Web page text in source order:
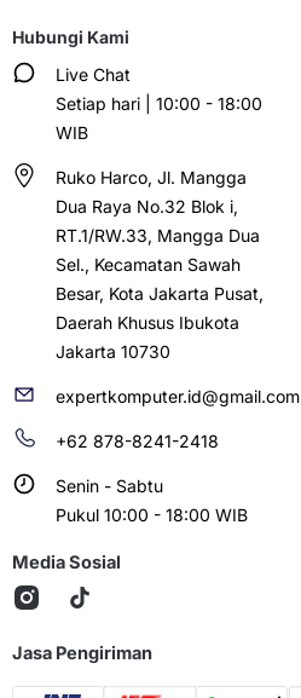
Hubungi Kami
Live Chat
Setiap hari | 10:00 - 18:00
WIB
Ruko Harco, Jl. Mangga
Dua Raya No.32 Blok i,
RT.1/RW.33, Mangga Dua
Sel., Kecamatan Sawah
Besar, Kota Jakarta Pusat,
Daerah Khusus Ibukota
Jakarta 10730
expertkomputer.id@gmail.com
+62 878-8241-2418
Senin - Sabtu
Pukul 10:00 - 18:00 WIB
Media Sosial
Jasa Pengiriman